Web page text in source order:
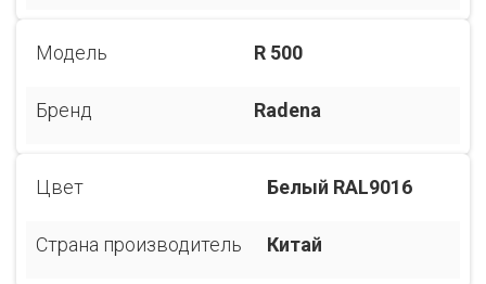
Модель R 500
Бренд Radena
Цвет Белый RAL9016
Страна производитель Китай